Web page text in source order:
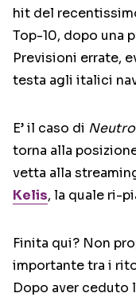
hit del
Top-10, dopo una
Previsioni errate,
testa agli italici
E’ il caso di
torna alla
vetta alla
Kelis, la quale ri-
Finita qui? Non
importante tra i
Dopo aver ceduto